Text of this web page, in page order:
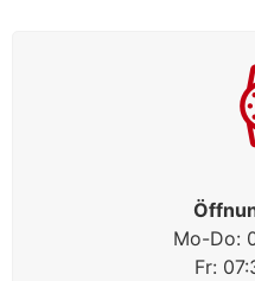
Mo-Do:
Fr: